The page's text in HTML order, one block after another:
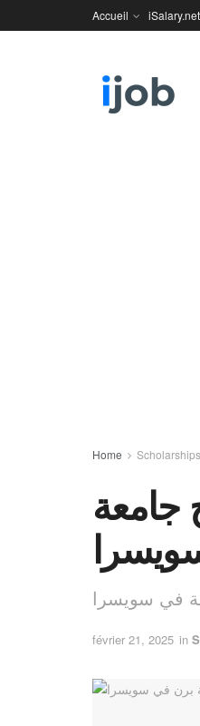
Accueil iSalary.net
Home Scholarships
2025: منح جامعة
février 21, 2025 in